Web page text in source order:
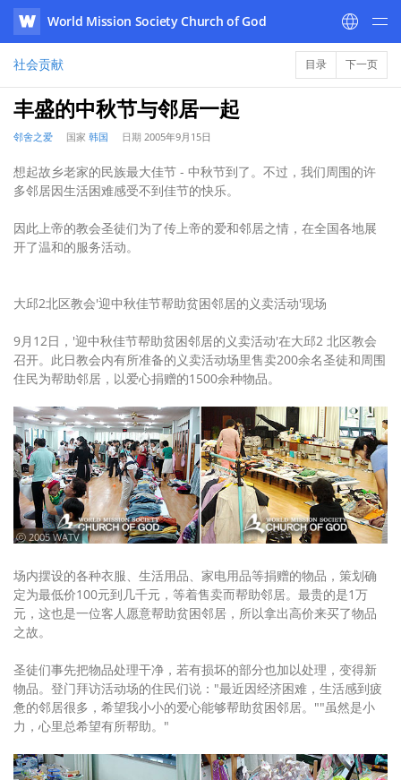
WATV
World Mission Society Church of God
社会贡献 目录 下一页
丰盛的中秋节与邻居一起
邻舍之爱 国家 韩国 日期 2005年9月15日
想起故乡老家的民族最大佳节 - 中秋节到了。不过，我们周围的许
多邻居因生活困难感受不到佳节的快乐。
因此上帝的教会圣徒们为了传上帝的爱和邻居之情，在全国各地展
开了温和的服务活动。
大邱2北区教会'迎中秋佳节帮助贫困邻居的义卖活动'现场
9月12日，'迎中秋佳节帮助贫困邻居的义卖活动'在大邱2 北区教会
召开。此日教会内有所准备的义卖活动场里售卖200余名圣徒和周围
住民为帮助邻居，以爱心捐赠的1500余种物品。
ⓒ 2005 WATV
场内摆设的各种衣服、生活用品、家电用品等捐赠的物品，策划确
定为最低价100元到几千元，等着售卖而帮助邻居。最贵的是1万
元，这也是一位客人愿意帮助贫困邻居，所以拿出高价来买了物品
之故。
圣徒们事先把物品处理干净，若有损坏的部分也加以处理，变得新
物品。登门拜访活动场的住民们说："最近因经济困难，生活感到疲
惫的邻居很多，希望我小小的爱心能够帮助贫困邻居。""虽然是小
力，心里总希望有所帮助。"